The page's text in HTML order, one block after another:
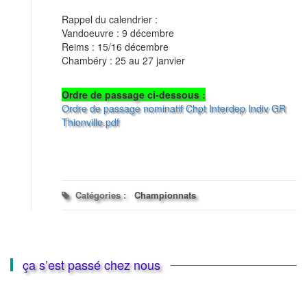
Rappel du calendrier :
Vandoeuvre : 9 décembre
Reims : 15/16 décembre
Chambéry : 25 au 27 janvier
Ordre de passage ci-dessous :
Ordre de passage nominatif Chpt Interdep Indiv GR
Thionville.pdf
Catégories : Championnats
ça s’est passé chez nous